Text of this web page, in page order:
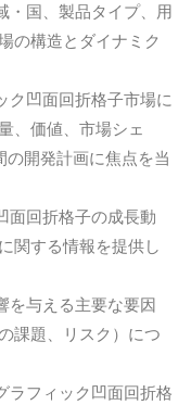
・国、製品タイプ、用
の構造とダイナミク
ク凹面回折格子市場に
、価値、市場シェ
の開発計画に焦点を当
面回折格子の成長動
関する情報を提供し
を与える主要な要因
課題、リスク）につ
ラフィック凹面回折格